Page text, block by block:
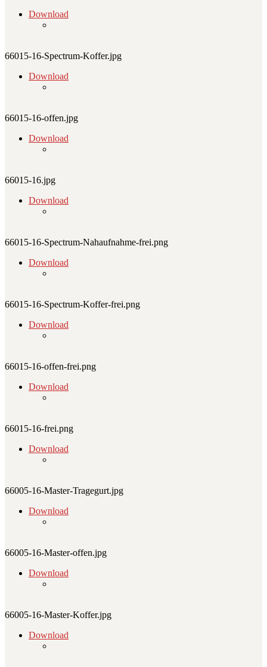
Download
66015-16-Spectrum-Koffer.jpg
Download
66015-16-offen.jpg
Download
66015-16.jpg
Download
66015-16-Spectrum-Nahaufnahme-frei.png
Download
66015-16-Spectrum-Koffer-frei.png
Download
66015-16-offen-frei.png
Download
66015-16-frei.png
Download
66005-16-Master-Tragegurt.jpg
Download
66005-16-Master-offen.jpg
Download
66005-16-Master-Koffer.jpg
Download